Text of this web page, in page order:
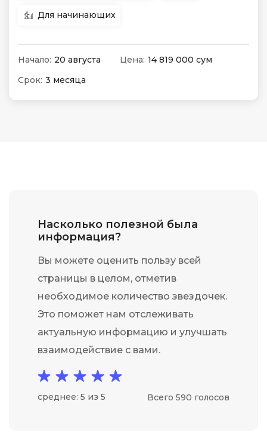
Для начинающих
Начало: 20 августа Цена: 14 819 000 сум
Срок: 3 месяца
Насколько полезной была
информация?
Вы можете оценить пользу всей
страницы в целом, отметив
необходимое количество звездочек.
Это поможет нам отслеживать
актуальную информацию и улучшать
взаимодействие с вами.
среднее: 5 из 5 Всего 590 голосов